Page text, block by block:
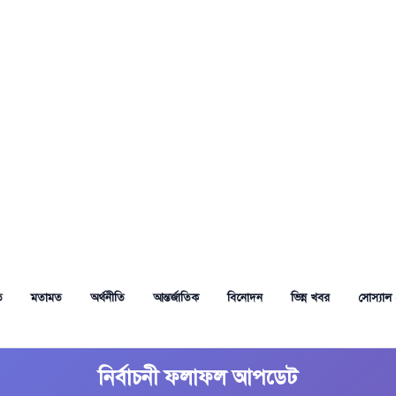
মতামত অর্থনীতি আন্তর্জাতিক বিনোদন ভিন্ন খবর সোস্যাল
নির্বাচনী ফলাফল আপডেট